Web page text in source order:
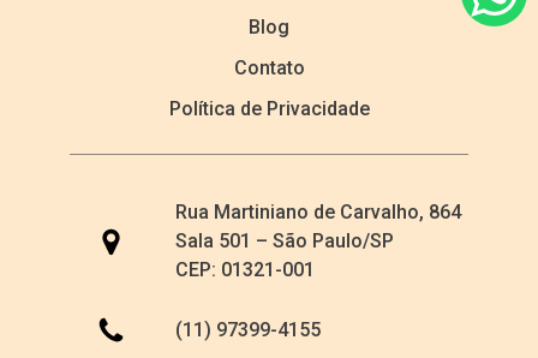
Blog
Contato
Política de Privacidade
Rua Martiniano de Carvalho, 864
Sala 501 – São Paulo/SP
CEP: 01321-001
(11) 97399-4155